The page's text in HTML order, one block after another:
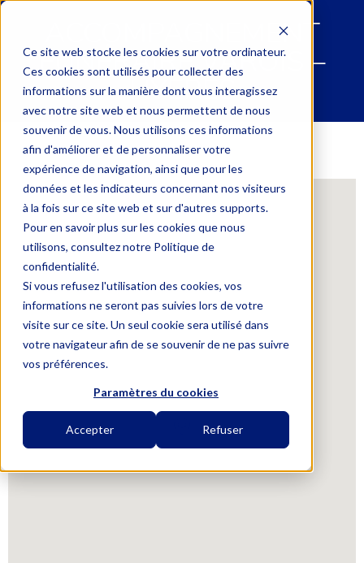
Ce site web stocke les cookies sur votre ordinateur.
Ces cookies sont utilisés pour collecter des
informations sur la manière dont vous interagissez
avec notre site web et nous permettent de nous
souvenir de vous. Nous utilisons ces informations
afin d'améliorer et de personnaliser votre
expérience de navigation, ainsi que pour les
données et les indicateurs concernant nos visiteurs
à la fois sur ce site web et sur d'autres supports.
Pour en savoir plus sur les cookies que nous
utilisons, consultez notre Politique de
confidentialité.
Si vous refusez l'utilisation des cookies, vos
informations ne seront pas suivies lors de votre
visite sur ce site. Un seul cookie sera utilisé dans
votre navigateur afin de se souvenir de ne pas suivre
vos préférences.
Paramètres du cookies
Accepter Refuser
ACCOMPAGNEMENT
FUNÉRAIRE VAROIS –
HYERES